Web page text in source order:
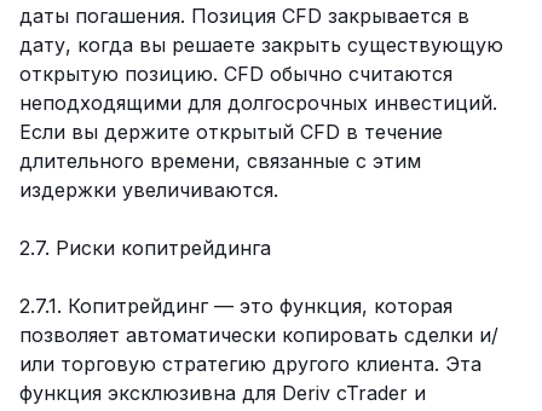
даты погашения. Позиция CFD закрывается в
дату, когда вы решаете закрыть существующую
открытую позицию. CFD обычно считаются
неподходящими для долгосрочных инвестиций.
Если вы держите открытый CFD в течение
длительного времени, связанные с этим
издержки увеличиваются.
2.7. Риски копитрейдинга
2.7.1. Копитрейдинг — это функция, которая
позволяет автоматически копировать сделки и/
или торговую стратегию другого клиента. Эта
функция эксклюзивна для Deriv cTrader и